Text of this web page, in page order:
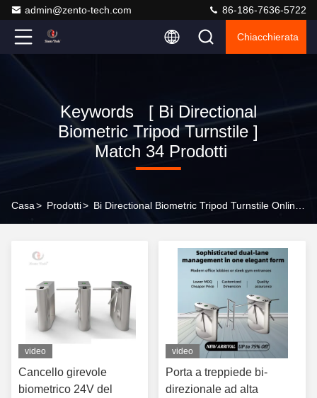
admin@zento-tech.com 86-186-7636-5722
Chiacchierata
Keywords [ Bi Directional
Biometric Tripod Turnstile ]
Match 34 Prodotti
Casa> Prodotti>
video
Cancello girevole
biometrico 24V del
video
Porta a treppiede bi-
direzionale ad alta